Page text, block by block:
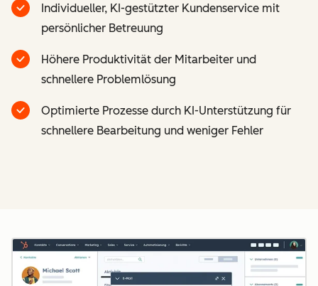
Individueller, KI-gestützter Kundenservice mit
persönlicher Betreuung
Höhere Produktivität der Mitarbeiter und
schnellere Problemlösung
Optimierte Prozesse durch KI-Unterstützung für
schnellere Bearbeitung und weniger Fehler